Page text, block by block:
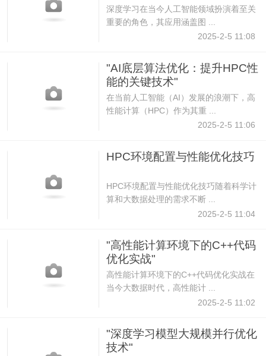
深度学习在当今人工智能领域扮演着至关
重要的角色，其应用涵盖图 ...
2025-2-5 11:08
"AI底层算法优化：提升HPC性
能的关键技术"
在当前人工智能（AI）发展的浪潮下，高
性能计算（HPC）作为其重 ...
2025-2-5 11:06
HPC环境配置与性能优化技巧
HPC环境配置与性能优化技巧随着科学计
算和大数据处理的需求不断 ...
2025-2-5 11:04
"高性能计算环境下的C++代码
优化实战"
高性能计算环境下的C++代码优化实战在
当今大数据时代，高性能计 ...
2025-2-5 11:02
"深度学习模型大规模并行优化
技术"